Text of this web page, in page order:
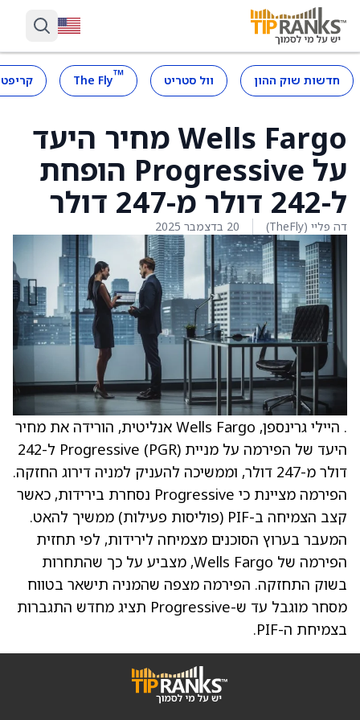
חדשות שוק ההון וול סטריט ™
The Fly
Wells Fargo מחיר היעד
על Progressive הופחת
ל-242 דולר מ-247 דולר
דה פליי (TheFly) 20 בדצמבר 2025
. היילי גרינספן, Wells Fargo אנליטית, הורידה את מחיר
היעד של הפירמה על מניית Progressive (PGR) ל-242
דולר מ-247 דולר, וממשיכה להעניק למניה דירוג החזקה.
הפירמה מציינת כי Progressive נסחרת בירידות, כאשר
קצב הצמיחה ב-PIF (פוליסות פעילות) ממשיך להאט.
המעבר בערוץ הסוכנים מצמיחה לירידות, לפי תחזית
הפירמה של Wells Fargo, מצביע על כך שהתחרות
בשוק התחזקה. הפירמה מצפה שהמניה תישאר בטווח
מסחר מוגבל עד ש-Progressive תציג מחדש התגברות
בצמיחת ה-PIF.